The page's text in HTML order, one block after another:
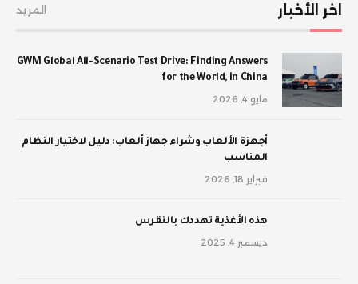
اخر الأخبار المزيد
GWM Global All-Scenario Test Drive: Finding Answers
for the World, in China
مايو 4, 2026
أجهزة الألعاب وشراء جهاز ألعاب: دليل لاختيار النظام
المناسب
فبراير 18, 2026
‫هذه الأغذية تهددك بالنقرس
ديسمبر 4, 2025